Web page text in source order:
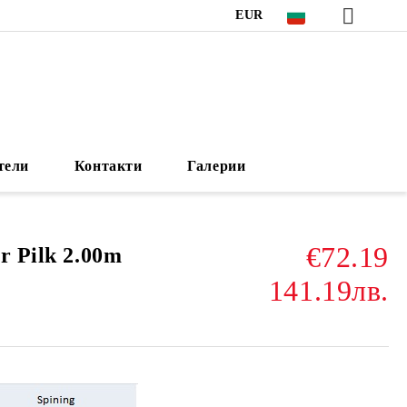
EUR
Контакти Галерии
Pilk 2.00m
€72.19
141.19лв.